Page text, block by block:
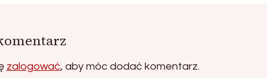
zalogować, aby móc dodać komentarz.